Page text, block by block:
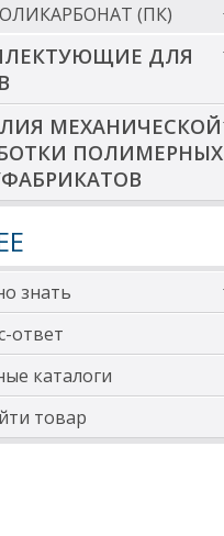
(ПК)
ДЛЯ
МЕХАНИЧЕСКОЙ
ПОЛИМЕРНЫХ
знать
ответ
каталоги
товар